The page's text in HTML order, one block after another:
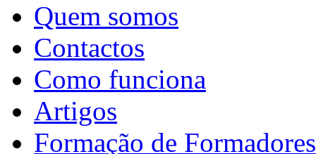
Quem somos
Contactos
Como funciona
Artigos
Formação de Formadores